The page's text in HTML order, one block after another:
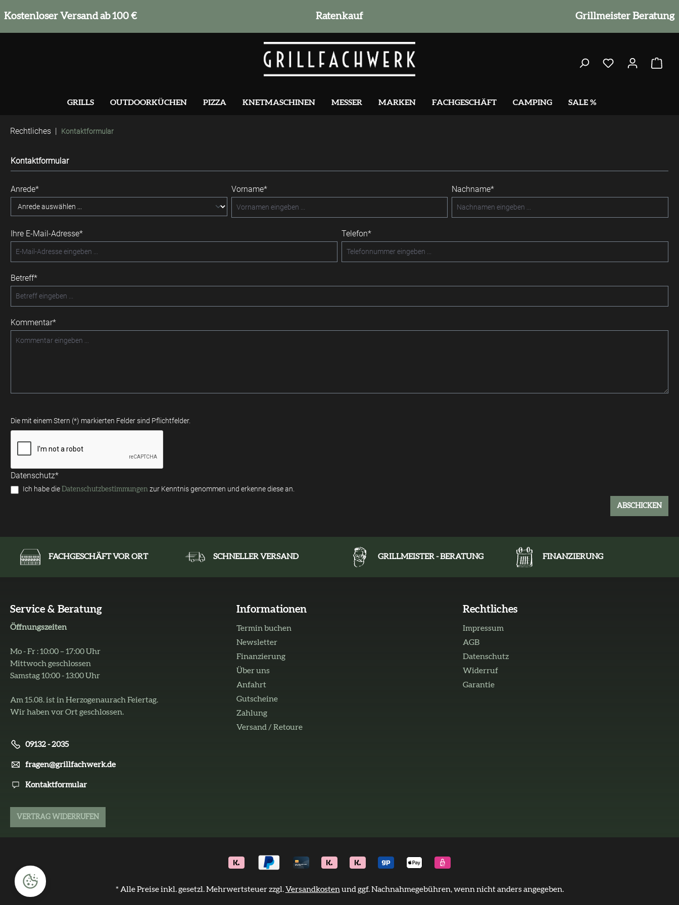
Zur Hauptnavigation springen
Kostenloser Versand ab 100 € Ratenkauf Grillmeister Beratung
GRILLS OUTDOORKÜCHEN PIZZA KNETMASCHINEN MESSER MARKEN FACHGESCHÄFT CAMPING SALE %
Rechtliches | Kontaktformular
Kontaktformular
Anrede* Vorname* Nachname*
Ihre E-Mail-Adresse* Telefon*
Betreff*
Kommentar*
Die mit einem Stern (*) markierten Felder sind Pflichtfelder.
Datenschutz*
Ich habe die Datenschutzbestimmungen zur Kenntnis genommen und erkenne diese an.
ABSCHICKEN
FACHGESCHÄFT VOR ORT SCHNELLER VERSAND GRILLMEISTER - BERATUNG FINANZIERUNG
Service & Beratung
Öffnungszeiten
Mo - Fr : 10:00 – 17:00 Uhr
Mittwoch geschlossen
Samstag 10:00 - 13:00 Uhr
Am 15.08. ist in Herzogenaurach Feiertag.
Wir haben vor Ort geschlossen.
09132 - 2035
fragen@grillfachwerk.de
Kontaktformular
VERTRAG WIDERRUFEN
Informationen
Termin buchen
Newsletter
Finanzierung
Über uns
Anfahrt
Gutscheine
Zahlung
Versand / Retoure
Rechtliches
Impressum
AGB
Datenschutz
Widerruf
Garantie
* Alle Preise inkl. gesetzl. Mehrwertsteuer zzgl.Versandkosten und ggf. Nachnahmegebühren, wenn nicht anders angegeben.